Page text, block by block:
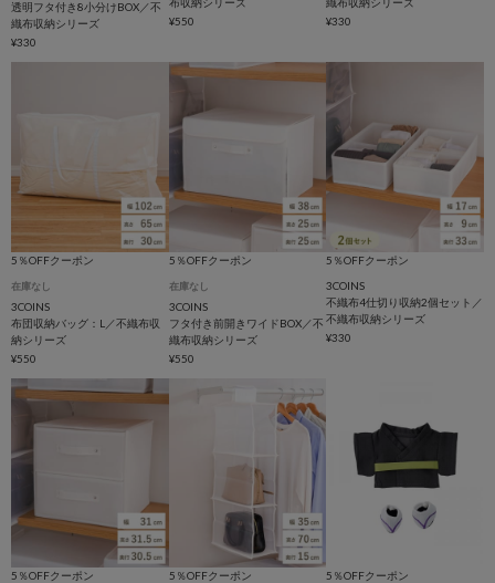
透明フタ付き8小分けBOX／不
織布収納シリーズ
¥330
布収納シリーズ
¥550
織布収納シリーズ
¥330
5％OFFクーポン
在庫なし
3COINS
布団収納バッグ：L／不織布収
納シリーズ
¥550
5％OFFクーポン
在庫なし
3COINS
フタ付き前開きワイドBOX／不
織布収納シリーズ
¥550
5％OFFクーポン
3COINS
不織布4仕切り収納2個セット／
不織布収納シリーズ
¥330
5％OFFクーポン
5％OFFクーポン
5％OFFクーポン